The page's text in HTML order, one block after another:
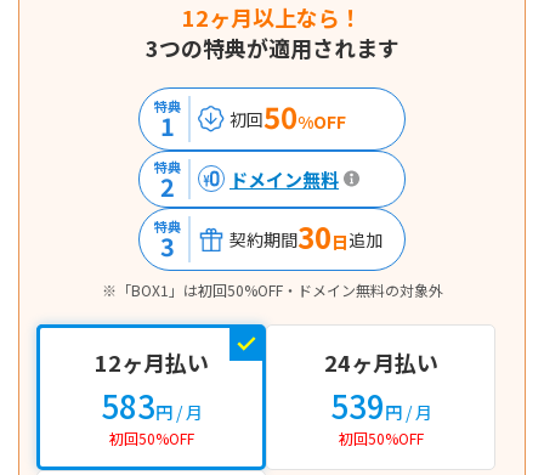
12ヶ月以上なら！
3つの特典が適用されます
特典
1 初回50%OFF
特典
2 ドメイン無料
特典
3 契約期間30日追加
※「BOX1」は初回50%OFF・ドメイン無料の対象外
12ヶ月払い
583円/ 月
初回50%OFF
24ヶ月払い
539円/ 月
初回50%OFF